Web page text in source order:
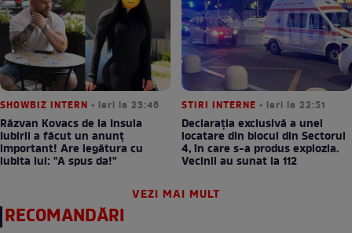
SHOWBIZ INTERN • ieri la 23:46
Răzvan Kovacs de la Insula
Iubirii a făcut un anunț
important! Are legătura cu
iubita lui: "A spus da!"
STIRI INTERNE • ieri la 22:51
Declarația exclusivă a unei
locatare din blocul din Sectorul
4, în care s-a produs explozia.
Vecinii au sunat la 112
VEZI MAI MULT
RECOMANDĂRI